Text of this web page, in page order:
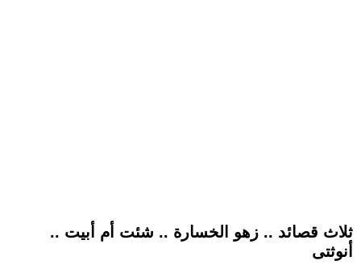
ثلاث قصائد .. زهو الخسارة .. شئت أم أبيت ..
أنوثتى